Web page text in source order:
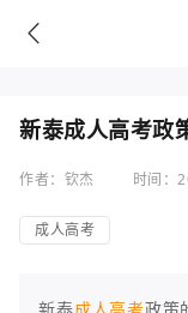
新泰成人高考政
作者：钦杰 时间：
成人高考